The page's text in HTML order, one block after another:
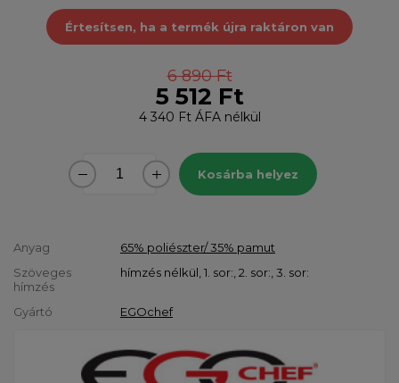
Értesítsen, ha a termék újra raktáron van
6 890 Ft
5 512 Ft
4 340 FtÁFA nélkül
Kosárba helyez
Anyag
65% poliészter/ 35% pamut
Szöveges
hímzés
hímzés nélkül, 1. sor:, 2. sor:, 3. sor:
Gyártó EGOchef